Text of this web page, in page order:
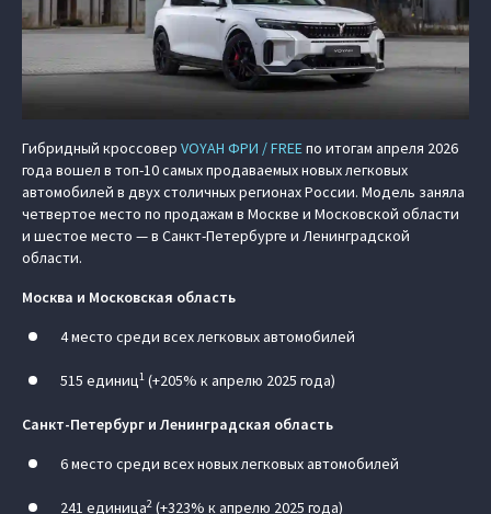
Гибридный кроссовер VOYAH ФРИ / FREEпо итогам апреля 2026
года вошел в топ-10 самых продаваемых новых легковых
автомобилей в двух столичных регионах России. Модель заняла
четвертое место по продажам в Москве и Московской области
и шестое место — в Санкт-Петербурге и Ленинградской
области.
Москва и Московская область
4 место среди всех легковых автомобилей
515 единиц1 (+205% к апрелю 2025 года)
Санкт-Петербург и Ленинградская область
6 место среди всех новых легковых автомобилей
241 единица2 (+323% к апрелю 2025 года)